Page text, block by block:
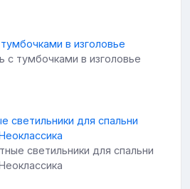
с тумбочками в изголовье
светильники для спальни